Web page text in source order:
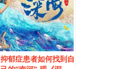
抑郁症患者如何找到自